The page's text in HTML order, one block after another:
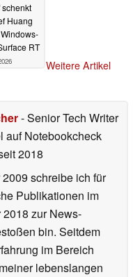
Huang
RT
Weitere Artikel
- Senior Tech Writer
auf Notebookcheck
2018
schreibe ich für
Publikationen im
zur News-
bin. Seitdem
im Bereich
lebenslangen